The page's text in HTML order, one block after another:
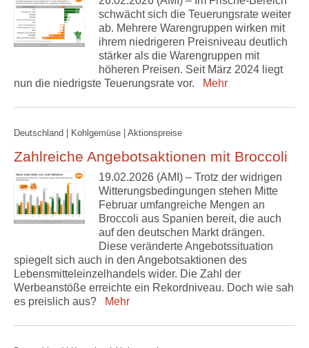
schwächt sich die Teuerungsrate weiter
ab. Mehrere Warengruppen wirken mit
ihrem niedrigeren Preisniveau deutlich
stärker als die Warengruppen mit
höheren Preisen. Seit März 2024 liegt
nun die niedrigste Teuerungsrate vor.
Mehr
Deutschland | Kohlgemüse | Aktionspreise
Zahlreiche Angebotsaktionen mit Broccoli
19.02.2026 (AMI) – Trotz der widrigen
Witterungsbedingungen stehen Mitte
Februar umfangreiche Mengen an
Broccoli aus Spanien bereit, die auch
auf den deutschen Markt drängen.
Diese veränderte Angebotssituation
spiegelt sich auch in den Angebotsaktionen des
Lebensmitteleinzelhandels wider. Die Zahl der
Werbeanstöße erreichte ein Rekordniveau. Doch wie sah
es preislich aus?
Mehr